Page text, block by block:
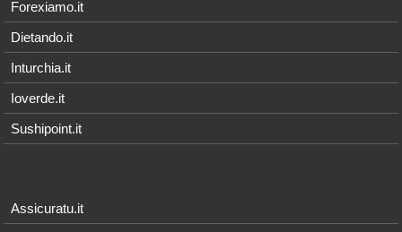
Forexiamo.it
Dietando.it
Inturchia.it
Ioverde.it
Sushipoint.it
Assicuratu.it